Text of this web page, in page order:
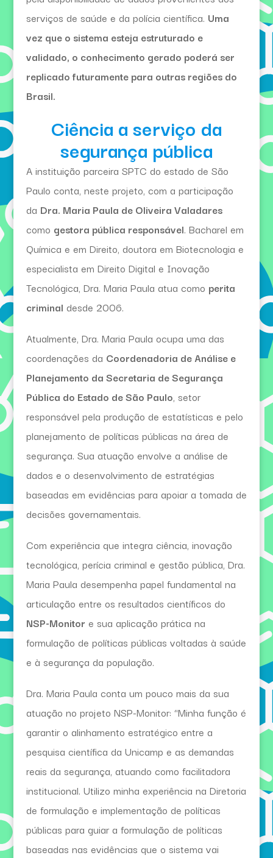
serviços de saúde e da polícia científica. Uma
vez que o sistema esteja estruturado e
validado, o conhecimento gerado poderá ser
replicado futuramente para outras regiões do
Brasil.
Ciência a serviço da
segurança pública
A instituição parceira SPTC do estado de São
Paulo conta, neste projeto, com a participação
da Dra. Maria Paula de Oliveira Valadares
como gestora pública responsável. Bacharel em
Química e em Direito, doutora em Biotecnologia e
especialista em Direito Digital e Inovação
Tecnológica, Dra. Maria Paula atua como perita
criminal desde 2006.
Atualmente, Dra. Maria Paula ocupa uma das
coordenações da Coordenadoria de Análise e
Planejamento da Secretaria de Segurança
Pública do Estado de São Paulo, setor
responsável pela produção de estatísticas e pelo
planejamento de políticas públicas na área de
segurança. Sua atuação envolve a análise de
dados e o desenvolvimento de estratégias
baseadas em evidências para apoiar a tomada de
decisões governamentais.
Com experiência que integra ciência, inovação
tecnológica, perícia criminal e gestão pública, Dra.
Maria Paula desempenha papel fundamental na
articulação entre os resultados científicos do
NSP-Monitor e sua aplicação prática na
formulação de políticas públicas voltadas à saúde
e à segurança da população.
Dra. Maria Paula conta um pouco mais da sua
atuação no projeto NSP-Monitor: “Minha função é
garantir o alinhamento estratégico entre a
pesquisa científica da Unicamp e as demandas
reais da segurança, atuando como facilitadora
institucional. Utilizo minha experiência na Diretoria
de formulação e implementação de políticas
públicas para guiar a formulação de políticas
baseadas nas evidências que o sistema vai